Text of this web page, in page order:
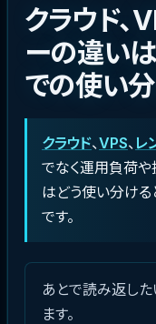
クラウド、
ーの違い
での使い
クラウド、VPS、 レ
でなく運用負荷
はどう使い分け
です。
あとで読み返し
ます。